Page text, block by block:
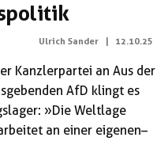
Ulrich Sander 12.10.25
Kanzlerpartei an Aus der
AfD klingt es
»Die Weltlage
an einer eigenen –